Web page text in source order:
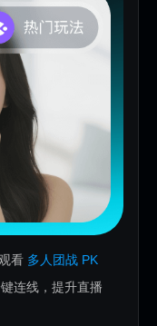
看 多人团战 PK
连线，提升直播